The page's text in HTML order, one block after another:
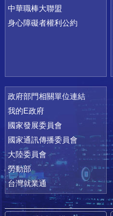
中華職棒大聯盟
身心障礙者權利公約
政府部門相關單位連結
我的E政府
國家發展委員會
國家通訊傳播委員會
大陸委員會
勞動部
台灣就業通